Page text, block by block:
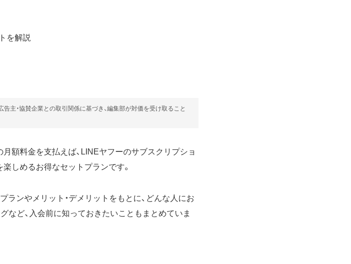
を解説
主・協賛企業との取引関係に基づき、編集部が対価を受け取ること
月額料金を支払えば、LINEヤフーのサブスクリプショ
楽しめるお得なセットプランです。
ランやメリット・デメリットをもとに、どんな人にお
など、入会前に知っておきたいこともまとめていま